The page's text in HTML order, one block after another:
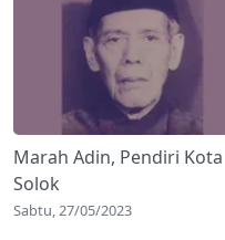
Marah Adin, Pendiri Kota
Solok
Sabtu, 27/05/2023